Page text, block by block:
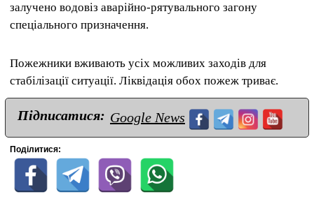
залучено водовіз аварійно-рятувального загону
спеціального призначення.
Пожежники вживають усіх можливих заходів для
стабілізації ситуації. Ліквідація обох пожеж триває.
Підписатися: Google News
Поділитися: